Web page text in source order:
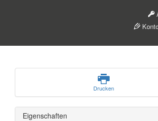
Drucken
Eigenschaften